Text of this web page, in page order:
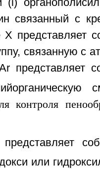
связанный с
представляет
связанную с
представляет
представляет
или